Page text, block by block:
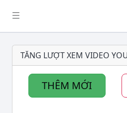
TĂNG LƯỢT XEM VIDEO
THÊM MỚI